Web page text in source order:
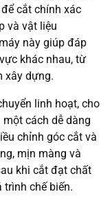
cắt chính xác
và vật liệu
này giúp đáp
khác nhau, từ
xây dựng.
linh hoạt, cho
cách dễ dàng
chỉnh góc cắt và
mịn màng và
khi cắt đạt chất
chế biến.